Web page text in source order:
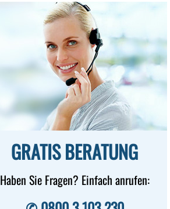
GRATIS BERATUNG
Haben Sie Fragen? Einfach anrufen: